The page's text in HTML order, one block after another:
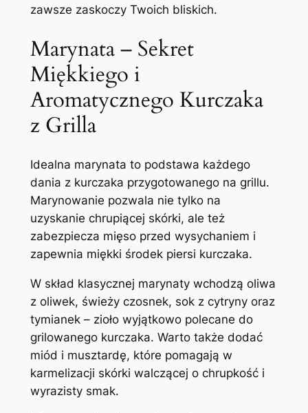
zawsze zaskoczy Twoich bliskich.
Marynata – Sekret
Miękkiego i
Aromatycznego Kurczaka
z Grilla
Idealna marynata to podstawa każdego
dania z kurczaka przygotowanego na grillu.
Marynowanie pozwala nie tylko na
uzyskanie chrupiącej skórki, ale też
zabezpiecza mięso przed wysychaniem i
zapewnia miękki środek piersi kurczaka.
W skład klasycznej marynaty wchodzą oliwa
z oliwek, świeży czosnek, sok z cytryny oraz
tymianek – zioło wyjątkowo polecane do
grilowanego kurczaka. Warto także dodać
miód i musztardę, które pomagają w
karmelizacji skórki walczącej o chrupkość i
wyrazisty smak.